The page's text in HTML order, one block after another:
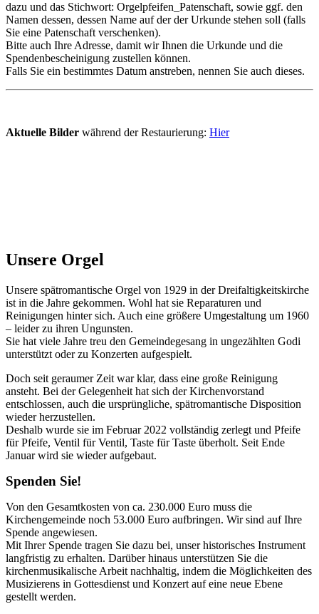
dazu und das Stichwort: Orgelpfeifen_Patenschaft, sowie ggf. den
Namen dessen, dessen Name auf der der Urkunde stehen soll (falls
Sie eine Patenschaft verschenken).
Bitte auch Ihre Adresse, damit wir Ihnen die Urkunde und die
Spendenbescheinigung zustellen können.
Falls Sie ein bestimmtes Datum anstreben, nennen Sie auch dieses.
Aktuelle Bilder während der Restaurierung: Hier
Unsere Orgel
Unsere spätromantische Orgel von 1929 in der Dreifaltigkeitskirche
ist in die Jahre gekommen. Wohl hat sie Reparaturen und
Reinigungen hinter sich. Auch eine größere Umgestaltung um 1960
– leider zu ihren Ungunsten.
Sie hat viele Jahre treu den Gemeindegesang in ungezählten Godi
unterstützt oder zu Konzerten aufgespielt.
Doch seit geraumer Zeit war klar, dass eine große Reinigung
ansteht. Bei der Gelegenheit hat sich der Kirchenvorstand
entschlossen, auch die ursprüngliche, spätromantische Disposition
wieder herzustellen.
Deshalb wurde sie im Februar 2022 vollständig zerlegt und Pfeife
für Pfeife, Ventil für Ventil, Taste für Taste überholt. Seit Ende
Januar wird sie wieder aufgebaut.
Spenden Sie!
Von den Gesamtkosten von ca. 230.000 Euro muss die
Kirchengemeinde noch 53.000 Euro aufbringen. Wir sind auf Ihre
Spende angewiesen.
Mit Ihrer Spende tragen Sie dazu bei, unser historisches Instrument
langfristig zu erhalten. Darüber hinaus unterstützen Sie die
kirchenmusikalische Arbeit nachhaltig, indem die Möglichkeiten des
Musizierens in Gottesdienst und Konzert auf eine neue Ebene
gestellt werden.